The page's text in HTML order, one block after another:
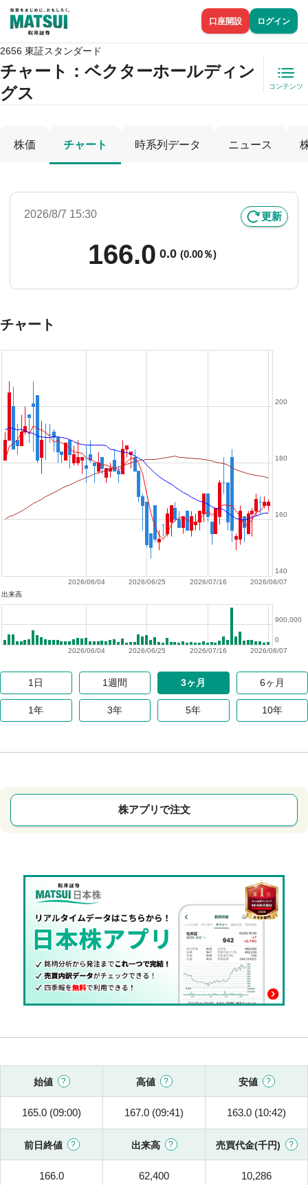
口座開設 ログイン
2656 東証スタンダード
チャート： ベクターホールディン
グス
コンテンツ
株価 チャート 時系列データ ニュース
2026/8/7 15:30 更新
166.0 0.0 (0.00％)
チャート
2026/08/07
2026/07/16
2026/06/25
2026/06/04
140
160
180
200
出来高
2026/08/07
2026/07/16
2026/06/25
2026/06/04
0
900,000
1日 1週間 3ヶ月 6ヶ月
1年 3年 5年 10年
株アプリで注文
始値 高値 安値
165.0 (09:00) 167.0 (09:41) 163.0 (10:42)
前日終値 出来高 売買代金(千円)
166.0 62,400 10,286